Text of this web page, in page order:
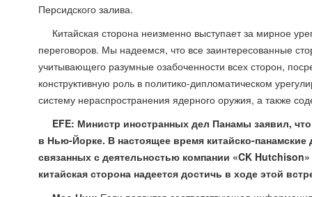
Персидского залива.
Китайская сторона неизменно выступает за мирное
переговоров. Мы надеемся, что все заинтересованные
учитывающего разумные озабоченности всех сторон,
конструктивную роль в политико-дипломатическом
систему нераспространения ядерного оружия, а также
EFE: Министр иностранных дел Панамы заявил,
в Нью-Йорке. В настоящее время китайско-
связанных с деятельностью компании «CK
китайская сторона надеется достичь в ходе этой